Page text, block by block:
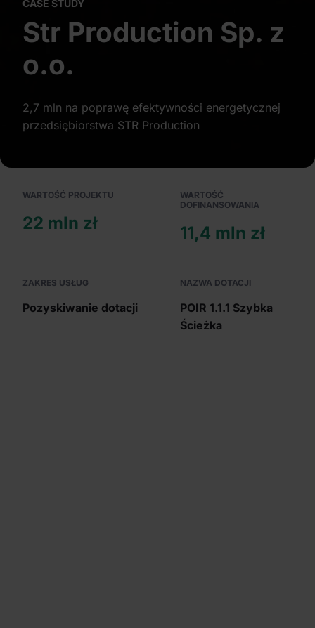
Partnerzy mogą połączyć te informacje z innymi danymi
otrzymanymi od Ciebie lub uzyskanymi podczas
korzystania z ich usług.
CASE STUDY
Str Production Sp. z
o.o.
2,7 mln na poprawę efektywności energetycznej
przedsiębiorstwa STR Production
WARTOŚĆ PROJEKTU
22 mln zł
WARTOŚĆ
DOFINANSOWANIA
11,4 mln zł
ZAKRES USŁUG
Pozyskiwanie dotacji
NAZWA DOTACJI
POIR 1.1.1 Szybka
Ścieżka